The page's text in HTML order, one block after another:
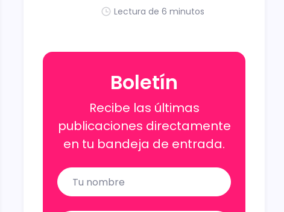
Lectura de 6 minutos
Boletín
Recibe las últimas
publicaciones directamente
en tu bandeja de entrada.
Name
Email